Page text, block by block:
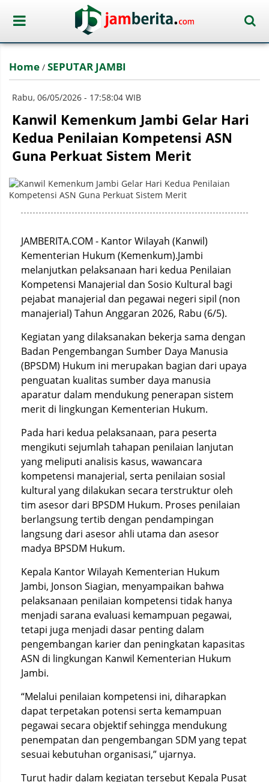
Home / SEPUTAR JAMBI
Rabu, 06/05/2026 - 17:58:04 WIB
Kanwil Kemenkum Jambi Gelar Hari
Kedua Penilaian Kompetensi ASN
Guna Perkuat Sistem Merit
JAMBERITA.COM - Kantor Wilayah (Kanwil)
Kementerian Hukum (Kemenkum).Jambi
melanjutkan pelaksanaan hari kedua Penilaian
Kompetensi Manajerial dan Sosio Kultural bagi
pejabat manajerial dan pegawai negeri sipil (non
manajerial) Tahun Anggaran 2026, Rabu (6/5).
Kegiatan yang dilaksanakan bekerja sama dengan
Badan Pengembangan Sumber Daya Manusia
(BPSDM) Hukum ini merupakan bagian dari upaya
penguatan kualitas sumber daya manusia
aparatur dalam mendukung penerapan sistem
merit di lingkungan Kementerian Hukum.
Pada hari kedua pelaksanaan, para peserta
mengikuti sejumlah tahapan penilaian lanjutan
yang meliputi analisis kasus, wawancara
kompetensi manajerial, serta penilaian sosial
kultural yang dilakukan secara terstruktur oleh
tim asesor dari BPSDM Hukum. Proses penilaian
berlangsung tertib dengan pendampingan
langsung dari asesor ahli utama dan asesor
madya BPSDM Hukum.
Kepala Kantor Wilayah Kementerian Hukum
Jambi, Jonson Siagian, menyampaikan bahwa
pelaksanaan penilaian kompetensi tidak hanya
menjadi sarana evaluasi kemampuan pegawai,
tetapi juga menjadi dasar penting dalam
pengembangan karier dan peningkatan kapasitas
ASN di lingkungan Kanwil Kementerian Hukum
Jambi.
“Melalui penilaian kompetensi ini, diharapkan
dapat terpetakan potensi serta kemampuan
pegawai secara objektif sehingga mendukung
penempatan dan pengembangan SDM yang tepat
sesuai kebutuhan organisasi,” ujarnya.
Turut hadir dalam kegiatan tersebut Kepala Pusat